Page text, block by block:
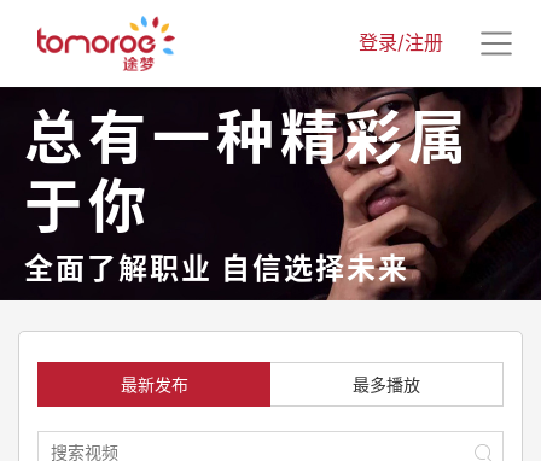
登录/注册
总有一种精彩属
于你
全面了解职业 自信选择未来
最新发布 最多播放